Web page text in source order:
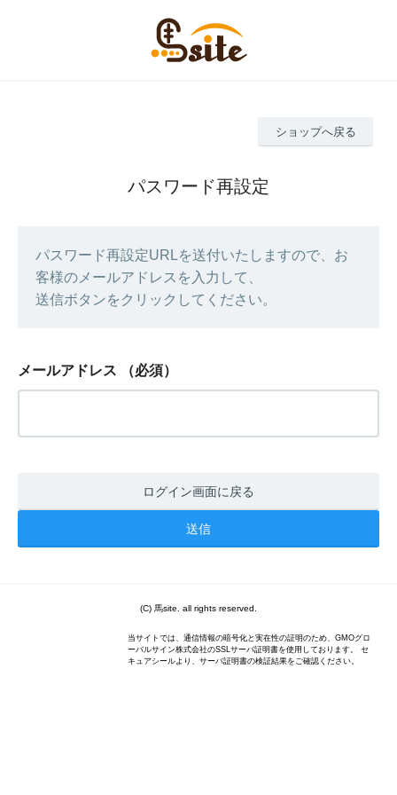
ショップへ戻る
パスワード再設定
パスワード再設定URLを送付いたしますので、お
客様のメールアドレスを入力して、
送信ボタンをクリックしてください。
メールアドレス （必須）
ログイン画面に戻る
(C) 馬site. all rights reserved.
当サイトでは、通信情報の暗号化と実在性の証明のため、GMOグロ
ーバルサイン株式会社のSSLサーバ証明書を使用しております。 セ
キュアシールより、サーバ証明書の検証結果をご確認ください。